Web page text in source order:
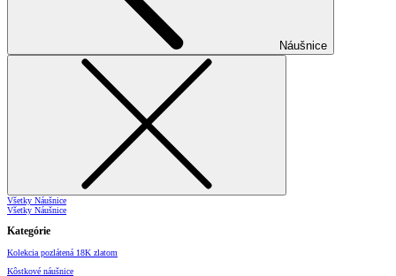
Náušnice
Všetky Náušnice
Všetky Náušnice
Kategórie
Kolekcia pozlátená 18K zlatom
Kôstkové náušnice